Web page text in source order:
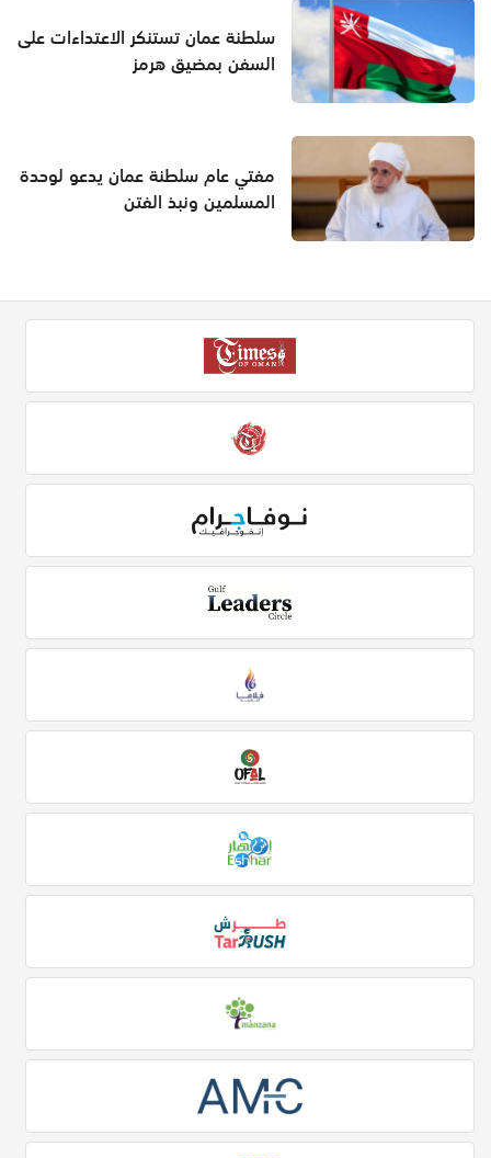
سلطنة عمان تستنكر الاعتداءات على
السفن بمضيق هرمز
مفتي عام سلطنة عمان يدعو لوحدة
المسلمين ونبذ الفتن